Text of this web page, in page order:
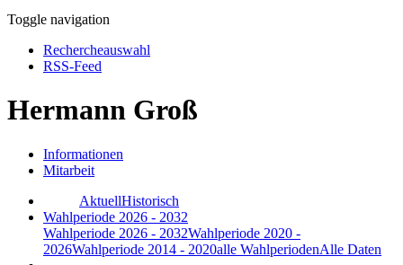
Toggle navigation
Rechercheauswahl
RSS-Feed
Hermann Groß
Informationen
Mitarbeit
AktuellHistorisch
Wahlperiode 2026 - 2032
Wahlperiode 2026 - 2032Wahlperiode 2020 -
2026Wahlperiode 2014 - 2020alle WahlperiodenAlle Daten